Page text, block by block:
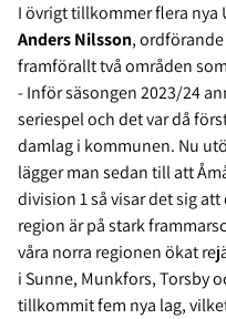
I övrigt tillkommer flera nya
Anders Nilsson,
framförallt två områden
- Inför säsongen 2023/24
seriespel och det var då
damlag i kommunen. Nu
lägger man sedan till att
division 1 så visar det sig
region är på stark
våra norra regionen ökat
i Sunne, Munkfors, Torsby
tillkommit fem nya lag,